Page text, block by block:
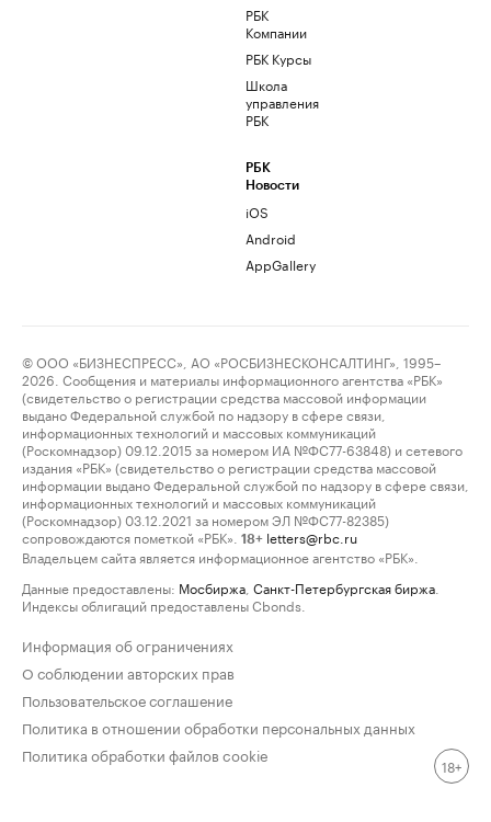
РБК
Компании
РБК Курсы
Школа
управления
РБК
РБК
Новости
iOS
Android
AppGallery
© ООО «БИЗНЕСПРЕСС», АО «РОСБИЗНЕСКОНСАЛТИНГ», 1995–
2026. Сообщения и материалы информационного агентства «РБК»
(свидетельство о регистрации средства массовой информации
выдано Федеральной службой по надзору в сфере связи,
информационных технологий и массовых коммуникаций
(Роскомнадзор) 09.12.2015 за номером ИА №ФС77-63848) и сетевого
издания «РБК» (свидетельство о регистрации средства массовой
информации выдано Федеральной службой по надзору в сфере связи,
информационных технологий и массовых коммуникаций
(Роскомнадзор) 03.12.2021 за номером ЭЛ №ФС77-82385)
сопровождаются пометкой «РБК».
18+ letters@rbc.ru
Владельцем сайта является информационное агентство «РБК».
Данные предоставлены: Мосбиржа Санкт-Петербургская биржа
Индексы облигаций предоставлены Cbonds.
Информация об ограничениях
О соблюдении авторских прав
Пользовательское соглашение
Политика в отношении обработки персональных данных
Политика обработки файлов cookie
18+